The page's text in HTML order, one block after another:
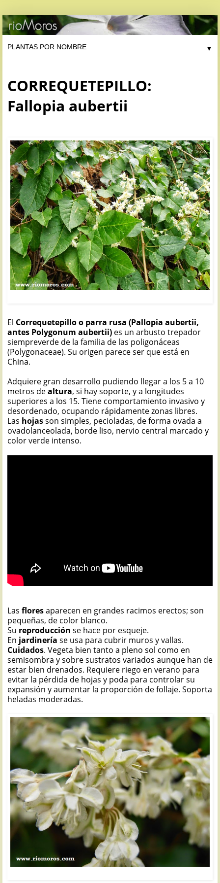
▼
CORREQUETEPILLO:
Fallopia aubertii
El Correquetepillo o parra rusa (Pallopia aubertii,
antes Polygonum aubertii) es un arbusto trepador
siempreverde de la familia de las poligonáceas
(Polygonaceae). Su origen parece ser que está en
China.
Adquiere gran desarrollo pudiendo llegar a los 5 a 10
metros dealtura, si hay soporte, y a longitudes
superiores a los 15. Tiene comportamiento invasivo y
desordenado, ocupando rápidamente zonas libres.
Las hojasson simples, pecioladas, de forma ovada a
ovadolanceolada, borde liso, nervio central marcado y
color verde intenso.
Las floresaparecen en grandes racimos erectos; son
pequeñas, de color blanco.
Su reproducción se hace por esqueje.
En jardinería se usa para cubrir muros y vallas.
Cuidados. Vegeta bien tanto a pleno sol como en
semisombra y sobre sustratos variados aunque han de
estar bien drenados. Requiere riego en verano para
evitar la pérdida de hojas y poda para controlar su
expansión y aumentar la proporción de follaje. Soporta
heladas moderadas.